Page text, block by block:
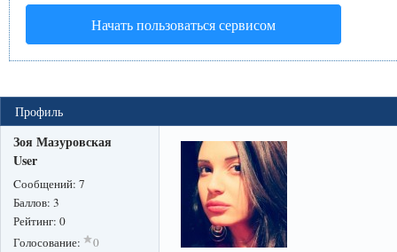
Начать пользоваться сервисом
Профиль
Зоя Мазуровская
User
Cообщений: 7
Баллов: 3
Рейтинг: 0
Голосование:
0